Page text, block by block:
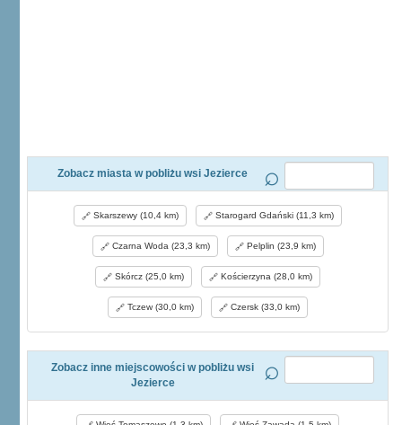
Zobacz miasta w pobliżu wsi Jezierce
Skarszewy (10,4 km) Starogard Gdański (11,3 km)
Czarna Woda (23,3 km) Pelplin (23,9 km)
Skórcz (25,0 km) Kościerzyna (28,0 km)
Tczew (30,0 km) Czersk (33,0 km)
Zobacz inne miejscowości w pobliżu wsi
Jezierce